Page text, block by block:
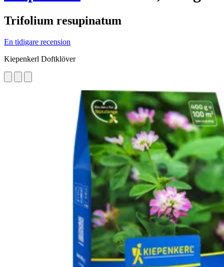
Trifolium resupinatum
En tidigare recension
Kiepenkerl Doftklöver